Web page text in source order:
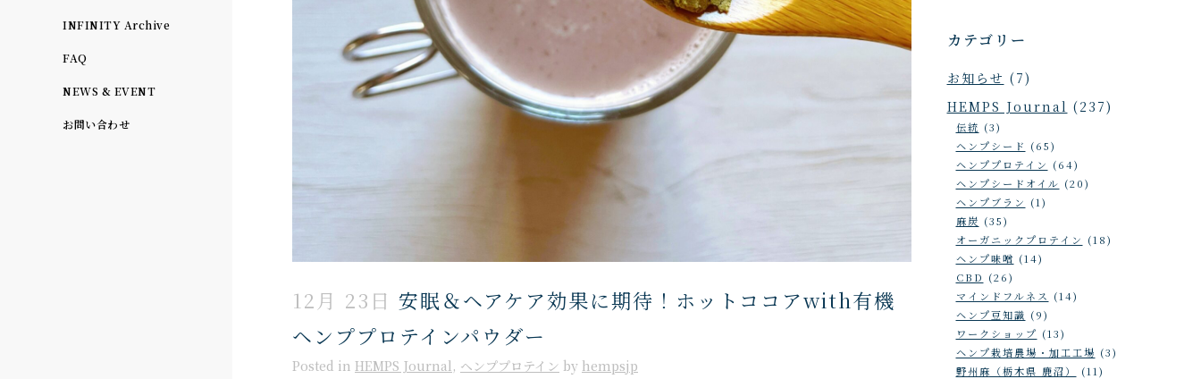
INFINITY Archive
FAQ
NEWS & EVENT
お問い合わせ
12月 23日 安眠＆ヘアケア効果に期待！ホットココアwith有機
ヘンププロテインパウダー
Posted in HEMPS Journal , ヘンププロテイン by hempsjp
カテゴリー
お知らせ (7)
HEMPS Journal (237)
伝統 (3)
ヘンプシード (65)
ヘンププロテイン (64)
ヘンプシードオイル (20)
ヘンプブラン (1)
麻炭 (35)
オーガニックプロテイン (18)
ヘンプ味噌 (14)
CBD (26)
マインドフルネス (14)
ヘンプ豆知識 (9)
ワークショップ (13)
ヘンプ栽培農場・加工工場 (3)
野州麻（栃木県 鹿沼）
(11)